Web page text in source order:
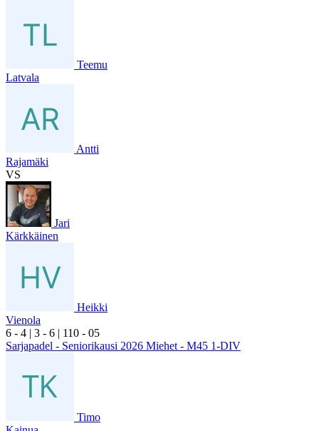
Teemu
Latvala
Antti
Rajamäki
VS
Jari
Kärkkäinen
Heikki
Vienola
6 - 4 | 3 - 6 | 110 - 05
Sarjapadel - Seniorikausi 2026 Miehet - M45 1-DIV
Timo